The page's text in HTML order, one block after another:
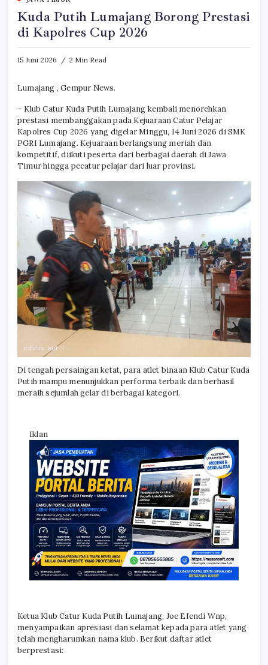
Kuda Putih Lumajang Borong Prestasi
di Kapolres Cup 2026
15 Juni 2026 2 Min Read
Lumajang , Gempur News.
– Klub Catur Kuda Putih Lumajang kembali menorehkan
prestasi membanggakan pada Kejuaraan Catur Pelajar
Kapolres Cup 2026 yang digelar Minggu, 14 Juni 2026 di SMK
PGRI Lumajang. Kejuaraan berlangsung meriah dan
kompetitif, diikuti peserta dari berbagai daerah di Jawa
Timur hingga pecatur pelajar dari luar provinsi.
Di tengah persaingan ketat, para atlet binaan Klub Catur Kuda
Putih mampu menunjukkan performa terbaik dan berhasil
meraih sejumlah gelar di berbagai kategori.
Iklan
Ketua Klub Catur Kuda Putih Lumajang, Joe Efendi Wnp,
menyampaikan apresiasi dan selamat kepada para atlet yang
telah mengharumkan nama klub. Berikut daftar atlet
berprestasi: